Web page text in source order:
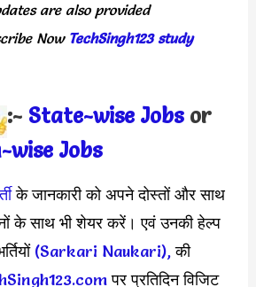
are also provided
Now TechSingh123 study
:- State-wise Jobs or
wise Jobs
के जानकारी को अपने दोस्तों और साथ
के साथ भी शेयर करें। एवं उनकी हेल्प
(Sarkari Naukari),की
पर प्रतिदिन विजिट